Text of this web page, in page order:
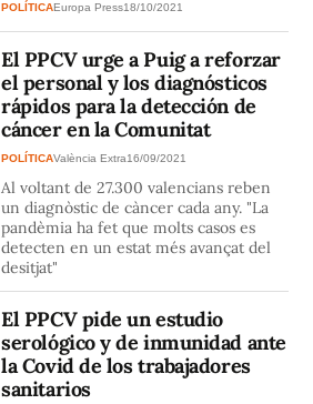
POLÍTICAEuropa Press18/10/2021
El PPCV urge a Puig a reforzar
el personal y los diagnósticos
rápidos para la detección de
cáncer en la Comunitat
POLÍTICAValència Extra16/09/2021
Al voltant de 27.300 valencians reben
un diagnòstic de càncer cada any. "La
pandèmia ha fet que molts casos es
detecten en un estat més avançat del
desitjat"
El PPCV pide un estudio
serológico y de inmunidad ante
la Covid de los trabajadores
sanitarios